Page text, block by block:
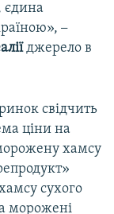
єдина
–
джерело в
свідчить
ціни на
хамсу
сухого
морожені